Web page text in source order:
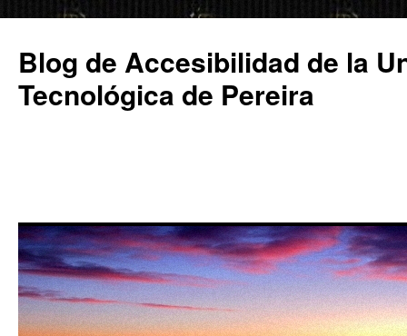
contenido
Blog de Accesibilidad de la
Tecnológica de Pereira